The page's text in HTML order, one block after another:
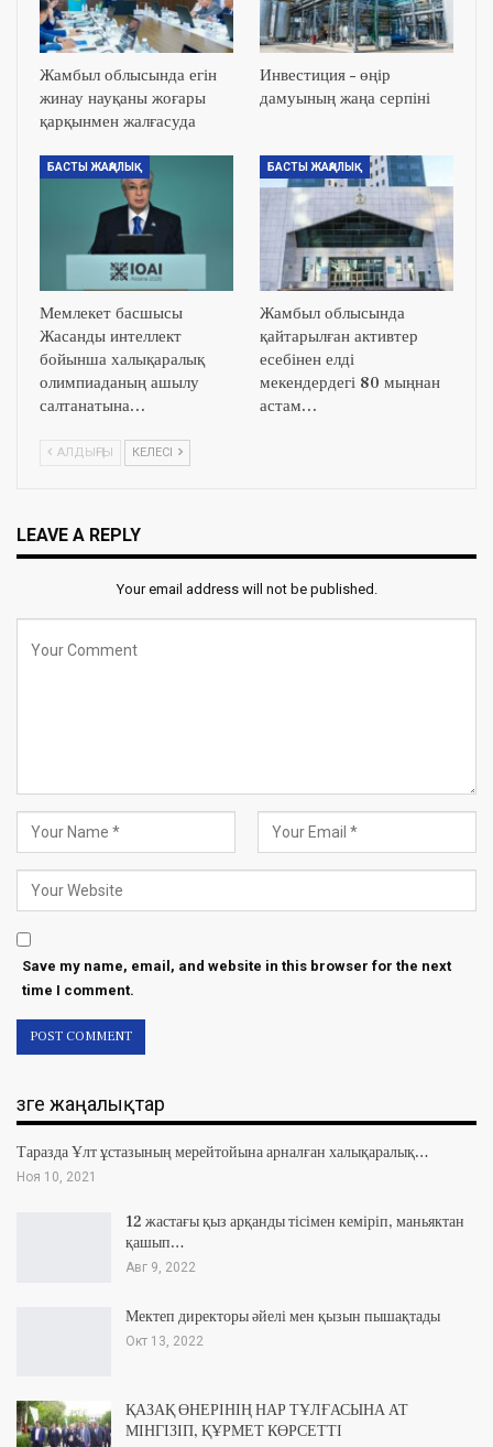
Жамбыл облысында егін
жинау науқаны жоғары
қарқынмен жалғасуда
Инвестиция – өңір
дамуының жаңа серпіні
БАСТЫ ЖАҢАЛЫҚ
Мемлекет басшысы
Жасанды интеллект
бойынша халықаралық
олимпиаданың ашылу
салтанатына…
БАСТЫ ЖАҢАЛЫҚ
Жамбыл облысында
қайтарылған активтер
есебінен елді
мекендердегі 80 мыңнан
астам…
АЛДЫҢҒЫ КЕЛЕСІ
LEAVE A REPLY
Your email address will not be published.
Save my name, email, and website in this browser for the next
time I comment.
Өзге жаңалықтар
Таразда Ұлт ұстазының мерейтойына арналған халықаралық…
Ноя 10, 2021
12 жастағы қыз арқанды тісімен кеміріп, маньяктан
қашып…
Авг 9, 2022
Мектеп директоры әйелі мен қызын пышақтады
Окт 13, 2022
ҚАЗАҚ ӨНЕРІНІҢ НАР ТҰЛҒАСЫНА АТ
МІНГІЗІП, ҚҰРМЕТ КӨРСЕТТІ